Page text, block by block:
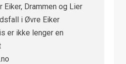
Drammen og Lier
i Øvre Eiker
er ikke lenger en